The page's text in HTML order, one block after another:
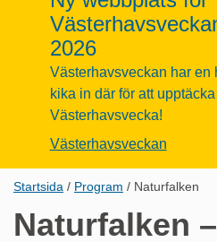
2026
Västerhavsveckan har en
kika in där för att
Västerhavsvecka!
Västerhavsveckan
Länkstig,
är
Startsida Program Naturfalken
Naturfalken